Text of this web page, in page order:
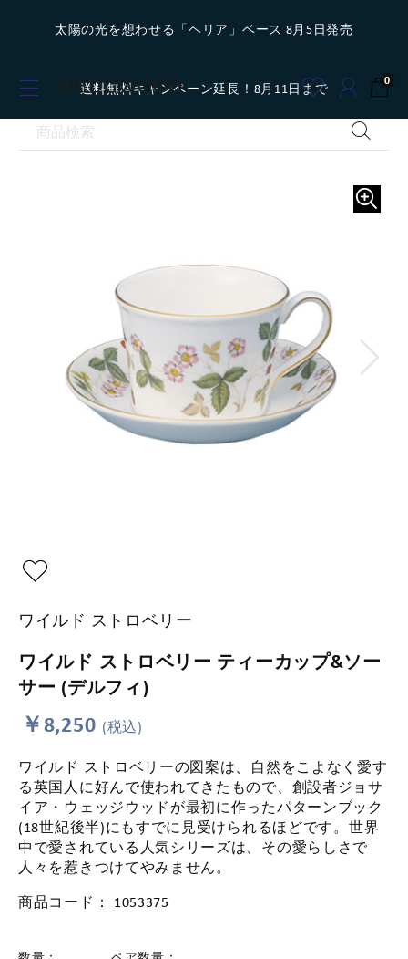
太陽の光を想わせる「ヘリア」ベース 8月5日発売
送料無料キャンペーン延長！8月11日まで 0
ワイルド ストロベリー
ワイルド ストロベリー ティーカップ&ソー
サー (デルフィ)
￥8,250 (税込)
ワイルド ストロベリーの図案は、自然をこよなく愛す
る英国人に好んで使われてきたもので、創設者ジョサ
イア・ウェッジウッドが最初に作ったパターンブック
(18世紀後半)にもすでに見受けられるほどです。世界
中で愛されている人気シリーズは、その愛らしさで
人々を惹きつけてやみません。
商品コード： 1053375